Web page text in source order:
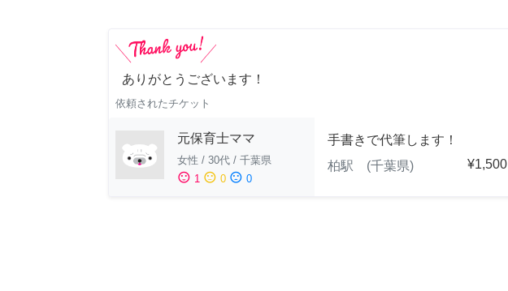
ありがとうございます！
依頼されたチケット
元保育士ママ
女性 / 30代 / 千葉県
sentiment_satisfied 1 sentiment_neutral 0 sentiment_dissatisfied 0
手書きで代筆します！
柏駅 (千葉県)
¥1,500